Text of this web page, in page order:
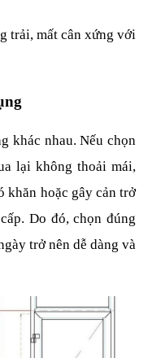
trải, mất cân xứng với
khác nhau. Nếu chọn
lại không thoải mái,
khăn hoặc gây cản trở
Do đó, chọn đúng
trở nên dễ dàng và